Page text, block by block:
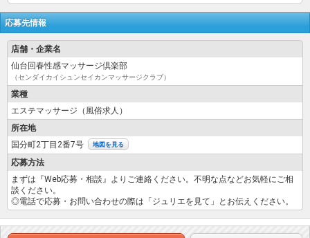
※上半身のリップタッチのみ、局部のお触りはありません。
・スマートワンド・・・2000円
※女性の痛がらない範囲で行います。
・トリップスキンフェラ・・・2000円
※口内射精はNG、フィニッシュは必ずハンドで行います。
・オールヌード・・・5000円
※局部のお触りはNG、ソフトタッチのオプションが無い場合は、お
客様に触られません。
未経験でも最大60分25000円のバックを実現できます。
どこよりも安全に
どこよりも高額に
稼げるモデルを実現しております。
※オプションのメリット※
・オプションを設けるところでNGの内容を明確に区切れることが出
応募先情報
店舗・企業名
仙台回春性感マッサージ倶楽部
（センダイカイシュンセイカンマッサージクラブ）
業種
エステマッサージ（風俗求人）
所在地
国分町2丁目2番7号
地図を見る
応募方法
まずは『Web応募・相談』よりご連絡ください。不明な点などお気軽にご相
談ください。
◎電話で応募・お問い合わせの際は「ジュリエを見て」とお伝えください。